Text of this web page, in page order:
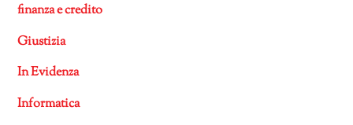
finanza e credito
Giustizia
In Evidenza
Informatica